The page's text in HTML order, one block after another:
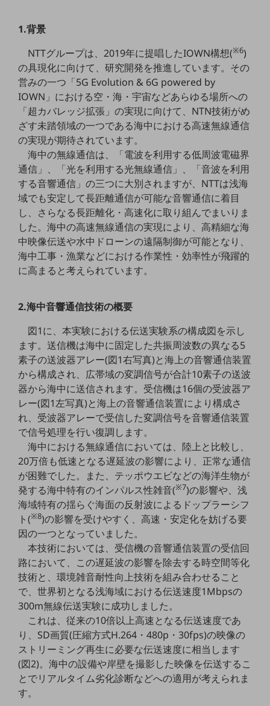
セキュリティ対策
遠隔監視
顧客体験（CX）改善
自動化・省電化
人材不足解消
業種・業態で探す
業種・業態で探すTOP
自治体
一次産業
医療・介護
製造・建設業
キーワードで探す
モバイルTOP
法人向けスマホ・携帯に関する、
おすすめの機種、料金やサービスをご紹介
製品
製品TOP
ビジネス向けスマートフォン
タフネススマートフォン
データ通信製品
ドコモケータイ
5G対応ホームルーター
通信モジュール製品
衛星携帯電話
IOT完了済みメーカーブランド製品
料金TOP
ドコモBiz データ無制限 ドコモ MAX ドコモ mini ドコモBiz かけ放題
ケータイプラン
5Gデータプラス
データプラス
1.背景
NTTグループは、2019年に提唱したIOWN構想(※6)
の具現化に向けて、研究開発を推進しています。その
営みの一つ「5G Evolution & 6G powered by
IOWN」における空・海・宇宙などあらゆる場所への
「超カバレッジ拡張」の実現に向けて、NTN技術がめ
ざす未踏領域の一つである海中における高速無線通信
の実現が期待されています。
海中の無線通信は、「電波を利用する低周波電磁界
通信」、「光を利用する光無線通信」、「音波を利用
する音響通信」の三つに大別されますが、NTTは浅海
域でも安定して長距離通信が可能な音響通信に着目
し、さらなる長距離化・高速化に取り組んでまいりま
した。海中の高速無線通信の実現により、高精細な海
中映像伝送や水中ドローンの遠隔制御が可能となり、
海中工事・漁業などにおける作業性・効率性が飛躍的
に高まると考えられています。
2.海中音響通信技術の概要
図1に、本実験における伝送実験系の構成図を示し
ます。送信機は海中に固定した共振周波数の異なる5
素子の送波器アレー(図1右写真)と海上の音響通信装置
から構成され、広帯域の変調信号が合計10素子の送波
器から海中に送信されます。受信機は16個の受波器ア
レー(図1左写真)と海上の音響通信装置により構成さ
れ、受波器アレーで受信した変調信号を音響通信装置
で信号処理を行い復調します。
海中における無線通信においては、陸上と比較し、
20万倍も低速となる遅延波の影響により、正常な通信
が困難でした。また、テッポウエビなどの海洋生物が
発する海中特有のインパルス性雑音(※7)の影響や、浅
海域特有の揺らぐ海面の反射波によるドップラーシフ
ト(※8)の影響を受けやすく、高速・安定化を妨げる要
因の一つとなっていました。
本技術においては、受信機の音響通信装置の受信回
路において、この遅延波の影響を除去する時空間等化
技術と、環境雑音耐性向上技術を組み合わせること
で、世界初となる浅海域における伝送速度1Mbpsの
300m無線伝送実験に成功しました。
これは、従来の10倍以上高速となる伝送速度であ
り、SD画質(圧縮方式H.264・480p・30fps)の映像の
ストリーミング再生に必要な伝送速度に相当します
(図2)。海中の設備や岸壁を撮影した映像を伝送するこ
とでリアルタイム劣化診断などへの適用が考えられま
す。